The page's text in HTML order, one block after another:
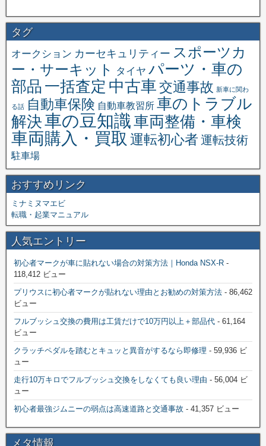
タグ
オークション カーセキュリティー スポーツカ
ー・サーキット
タイヤ パーツ・車の
部品 一括査定 中古車 交通事故 新車に関わ
る話 自動車保険 自動車教習所 車のトラブル
解決車の豆知識車両整備・車検
車両購入・買取 運転初心者 運転技術
駐車場
おすすめリンク
ミナミヌマエビ
転職・起業マニュアル
人気エントリー
初心者マークが車に貼れない場合の対策方法｜Honda NSX-R -
118,412 ビュー
プリウスに初心者マークが貼れない理由とお勧めの対策方法 - 86,462
ビュー
フルブッシュ交換の費用は工賃だけで10万円以上＋部品代 - 61,164
ビュー
クラッチペダルを踏むとキュッと異音がするなら即修理 - 59,936 ビ
ュー
走行10万キロでフルブッシュ交換をしなくても良い理由 - 56,004 ビ
ュー
初心者最強ジムニーの弱点は高速道路と交通事故 - 41,357 ビュー
メタ情報